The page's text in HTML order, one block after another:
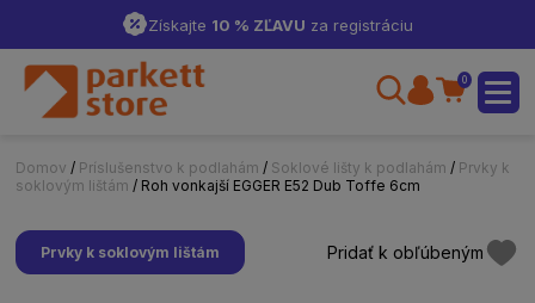
Získajte 10 % ZĽAVU za registráciu
0
Domov / Príslušenstvo k podlahám / Soklové lišty k podlahám / Prvky k
soklovým lištám / Roh vonkajší EGGER E52 Dub Toffe 6cm
Prvky k soklovým lištám Pridať k obľúbeným